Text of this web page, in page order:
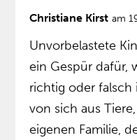
Christiane Kirst am
Unvorbelastete
ein Gespür dafür,
richtig oder falsch
von sich aus
eigenen Familie,